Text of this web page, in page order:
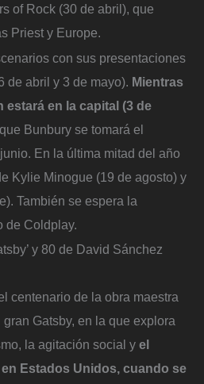
of Rock (30 de abril), que
Priest y Europe.
con sus presentaciones
de abril y 3 de mayo). Mientras
estará en la capital (3 de
Bunbury se tomará el
En la última mitad del año
Kylie Minogue (19 de agosto) y
También se espera la
de Coldplay.
y 80 de David Sánchez
centenario de la obra maestra
Gatsby, en la que explora
la agitación social y el
Estados Unidos, cuando se